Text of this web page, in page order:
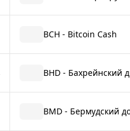
BCH - Bitcoin Cash
BHD - Бахрейнский
BMD - Бермудский